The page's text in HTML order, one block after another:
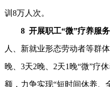
训8万人次。
8 开展职工“微”疗养服务
人、新就业形态劳动者等群
晚、3天2晚、2天1晚“微”疗
额，力争实现“短时间休养、